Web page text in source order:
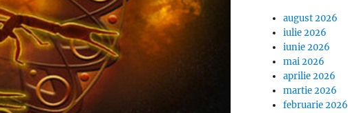
august 2026
iulie 2026
iunie 2026
mai 2026
aprilie 2026
martie 2026
februarie 2026